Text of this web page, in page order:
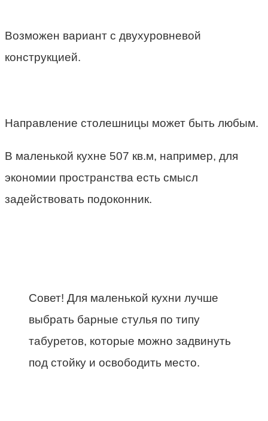
Возможен вариант с двухуровневой
конструкцией.
Направление столешницы может быть любым.
В маленькой кухне 507 кв.м, например, для
экономии пространства есть смысл
задействовать подоконник.
Совет! Для маленькой кухни лучше
выбрать барные стулья по типу
табуретов, которые можно задвинуть
под стойку и освободить место.